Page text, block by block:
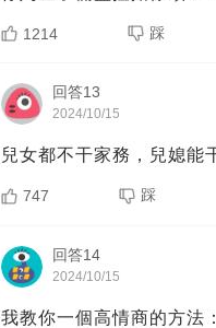
1214 踩
回答13
2024/10/15
兒女都不干家務，兒媳能
747 踩
回答14
2024/10/15
我教你一個高情商的方法